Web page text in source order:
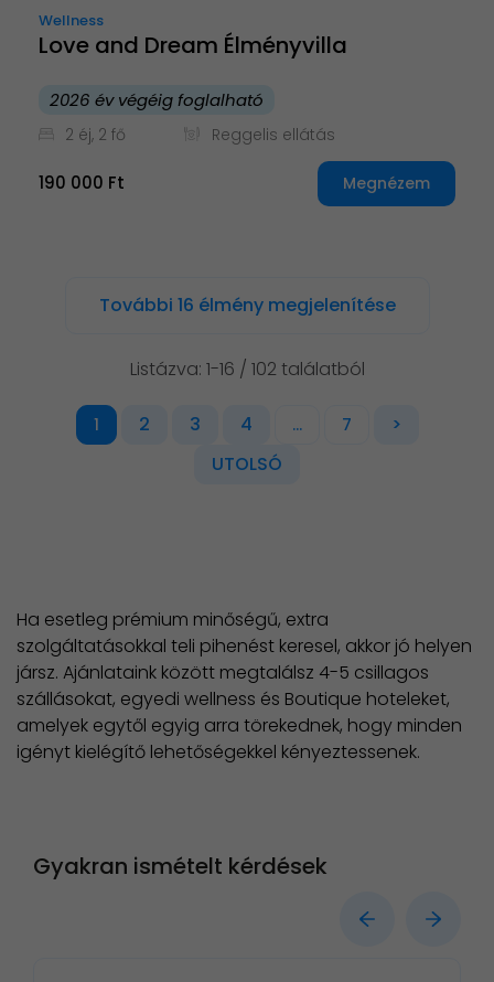
Wellness
Love and Dream Élményvilla
2026 év végéig foglalható
2 éj, 2 fő Reggelis ellátás
190 000 Ft Megnézem
További 16 élmény megjelenítése
Listázva: 1-16 / 102 találatból
1 2 3 4 ... 7
>
UTOLSÓ
Ha esetleg prémium minőségű, extra
szolgáltatásokkal teli pihenést keresel, akkor jó helyen
jársz. Ajánlataink között megtalálsz 4-5 csillagos
szállásokat, egyedi wellness és Boutique hoteleket,
amelyek egytől egyig arra törekednek, hogy minden
igényt kielégítő lehetőségekkel kényeztessenek.
Gyakran ismételt kérdések